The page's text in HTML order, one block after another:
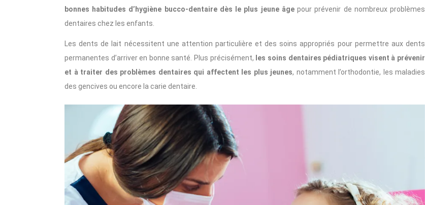
bonnes habitudes d’hygiène bucco-dentaire dès le plus jeune âgepour prévenir de nombreux problèmes
dentaires chez les enfants.
Les dents de lait nécessitent une attention particulière et des soins appropriés pour permettre aux dents
permanentes d’arriver en bonne santé. Plus précisément, les soins dentaires pédiatriques visent à prévenir
et à traiter des problèmes dentaires qui affectent les plus jeunes, notamment l’orthodontie, les maladies
des gencives ou encore la carie dentaire.